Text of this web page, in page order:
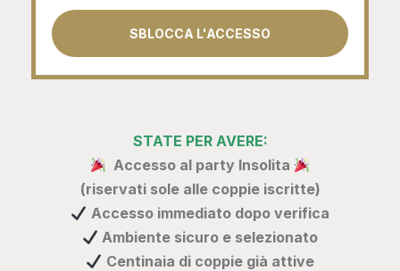
SBLOCCA L'ACCESSO
STATE PER AVERE:
Accesso al party Insolita
(riservati sole alle coppie iscritte)
Accesso immediato dopo verifica
Ambiente sicuro e selezionato
Centinaia di coppie già attive